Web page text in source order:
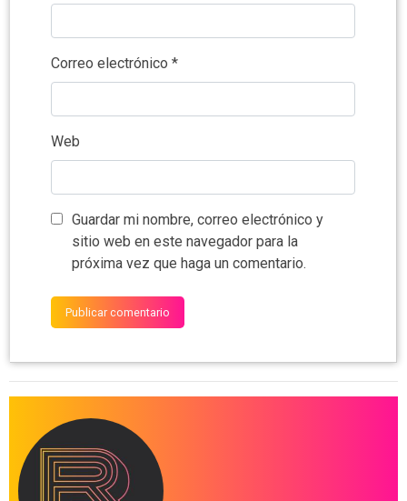
Correo electrónico *
Web
Guardar mi nombre, correo electrónico y
sitio web en este navegador para la
próxima vez que haga un comentario.